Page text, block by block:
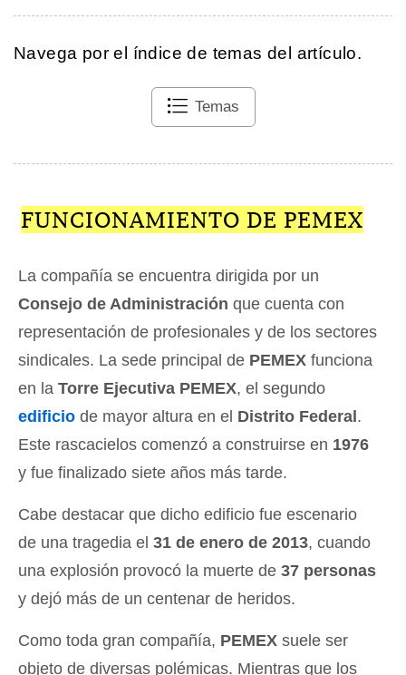
Navega por el índice de temas del artículo.
Temas
FUNCIONAMIENTO DE PEMEX
La compañía se encuentra dirigida por un
Consejo de Administración que cuenta con
representación de profesionales y de los sectores
sindicales. La sede principal de PEMEX funciona
en la Torre Ejecutiva PEMEX, el segundo
edificio de mayor altura en el Distrito Federal.
Este rascacielos comenzó a construirse en 1976
y fue finalizado siete años más tarde.
Cabe destacar que dicho edificio fue escenario
de una tragedia el 31 de enero de 2013, cuando
una explosión provocó la muerte de 37 personas
y dejó más de un centenar de heridos.
Como toda gran compañía, PEMEX suele ser
objeto de diversas polémicas. Mientras que los